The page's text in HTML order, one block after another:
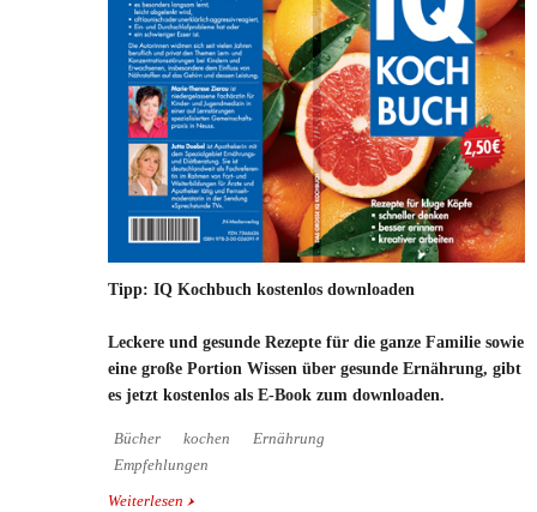
Tipp: IQ Kochbuch kostenlos downloaden
Leckere und gesunde Rezepte für die ganze Familie sowie
eine große Portion Wissen über gesunde Ernährung, gibt
es jetzt kostenlos als E-Book zum downloaden.
Bücher kochen
Ernährung
Empfehlungen
Weiterlesen über Tipp: IQ Kochbuch kostenlos downloaden